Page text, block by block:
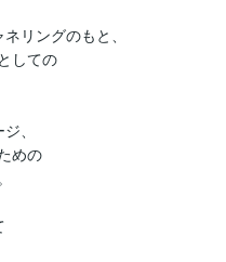
リングのもと、
しての
、
めの